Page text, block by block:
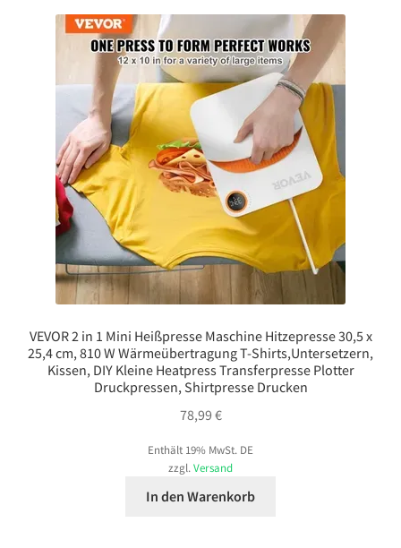
VEVOR 2 in 1 Mini Heißpresse Maschine Hitzepresse 30,5 x
25,4 cm, 810 W Wärmeübertragung T-Shirts,Untersetzern,
Kissen, DIY Kleine Heatpress Transferpresse Plotter
Druckpressen, Shirtpresse Drucken
78,99 €
Enthält 19% MwSt. DE
zzgl. Versand
In den Warenkorb